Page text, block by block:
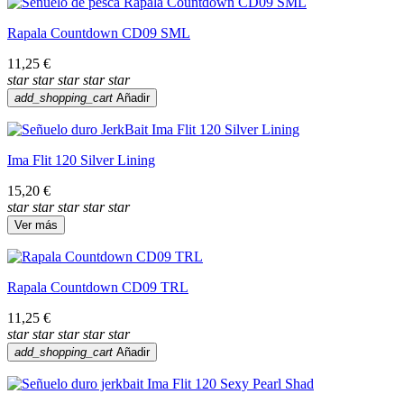
Rapala Countdown CD09 SML
11,25 €
star star star star star
add_shopping_cart Añadir
Ima Flit 120 Silver Lining
15,20 €
star star star star star
Ver más
Rapala Countdown CD09 TRL
11,25 €
star star star star star
add_shopping_cart Añadir